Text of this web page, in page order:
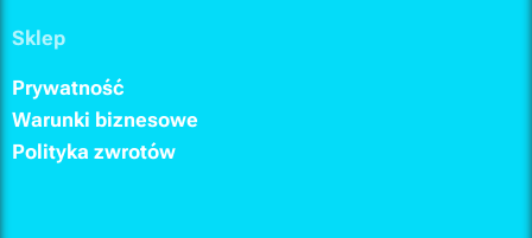
Sklep
Prywatność
Warunki biznesowe
Polityka zwrotów